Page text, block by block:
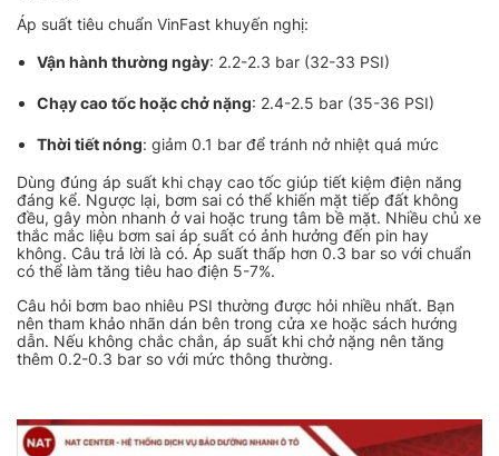
Áp suất tiêu chuẩn VinFast khuyến nghị:
Vận hành thường ngày: 2.2-2.3 bar (32-33 PSI)
Chạy cao tốc hoặc chở nặng: 2.4-2.5 bar (35-36 PSI)
Thời tiết nóng: giảm 0.1 bar để tránh nở nhiệt quá mức
Dùng đúng áp suất khi chạy cao tốc giúp tiết kiệm điện năng
đáng kể. Ngược lại, bơm sai có thể khiến mặt tiếp đất không
đều, gây mòn nhanh ở vai hoặc trung tâm bề mặt. Nhiều chủ xe
thắc mắc liệu bơm sai áp suất có ảnh hưởng đến pin hay
không. Câu trả lời là có. Áp suất thấp hơn 0.3 bar so với chuẩn
có thể làm tăng tiêu hao điện 5-7%.
Câu hỏi bơm bao nhiêu PSI thường được hỏi nhiều nhất. Bạn
nên tham khảo nhãn dán bên trong cửa xe hoặc sách hướng
dẫn. Nếu không chắc chắn, áp suất khi chở nặng nên tăng
thêm 0.2-0.3 bar so với mức thông thường.